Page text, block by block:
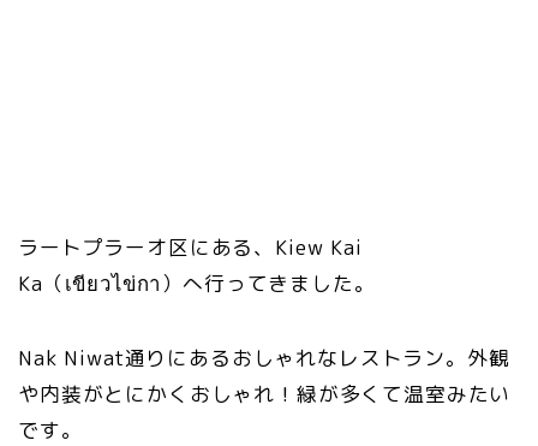
ラートプラーオ区にある、Kiew Kai
Ka（เขียวไข่กา）へ行ってきました。
Nak Niwat通りにあるおしゃれなレストラン。外観
や内装がとにかくおしゃれ！緑が多くて温室みたい
です。